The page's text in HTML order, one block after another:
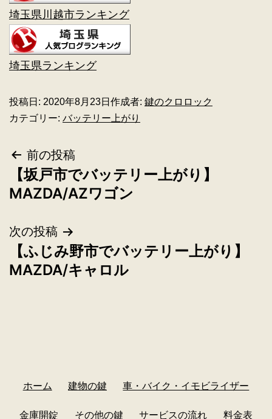
埼玉県川越市ランキング
埼玉県ランキング
投稿日: 2020年8月23日 作成者: 鍵のクロロック
カテゴリー: バッテリー上がり
前の投稿
【坂戸市でバッテリー上がり】
MAZDA/AZワゴン
次の投稿
【ふじみ野市でバッテリー上がり】
MAZDA/キャロル
ホーム 建物の鍵 車・バイク・イモビライザー
金庫開錠 その他の鍵 サービスの流れ 料金表